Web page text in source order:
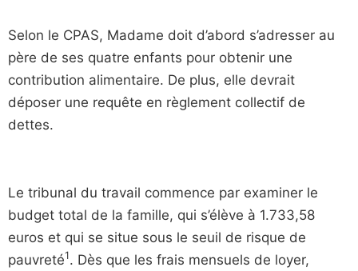
Selon le CPAS, Madame doit d’abord s’adresser au
père de ses quatre enfants pour obtenir une
contribution alimentaire. De plus, elle devrait
déposer une requête en règlement collectif de
dettes.
Le tribunal du travail commence par examiner le
budget total de la famille, qui s’élève à 1.733,58
euros et qui se situe sous le seuil de risque de
pauvreté1. Dès que les frais mensuels de loyer,